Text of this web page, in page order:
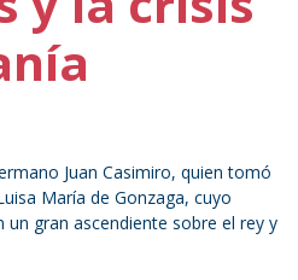
Juan Casimiro, quien tomó
María de Gonzaga, cuyo
gran ascendiente sobre el rey y